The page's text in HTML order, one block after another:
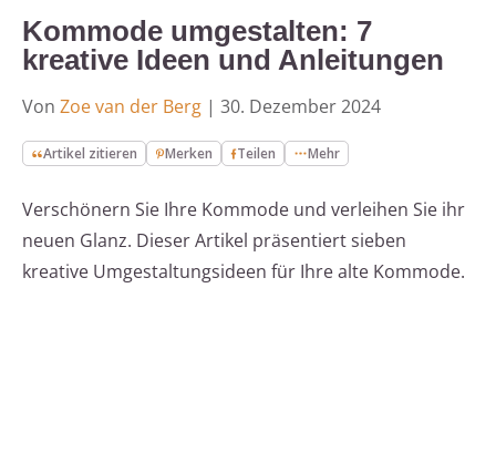
Kommode umgestalten: 7
kreative Ideen und Anleitungen
Von Zoe van der Berg | 30. Dezember 2024
Artikel zitieren Merken Teilen Mehr
Verschönern Sie Ihre Kommode und verleihen Sie ihr
neuen Glanz. Dieser Artikel präsentiert sieben
kreative Umgestaltungsideen für Ihre alte Kommode.